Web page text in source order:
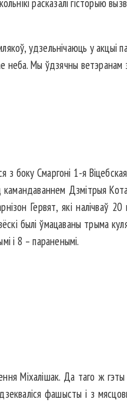
расказалі гісторыю
удзельнічаюць у акцыі
неба. Мы ўдзячны
з боку Смаргоні 1-я
Дзмітрыя
Гервят, які налічваў
былі ўмацаваны трыма
і 8 – параненымі.
Міхалішак. Да таго ж
фашысты і з